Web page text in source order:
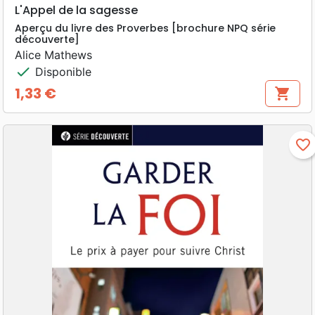
L'Appel de la sagesse
Aperçu du livre des Proverbes [brochure NPQ série
découverte]
Alice Mathews
check Disponible
Prix
1,33 € shopping_cart
favorite_border